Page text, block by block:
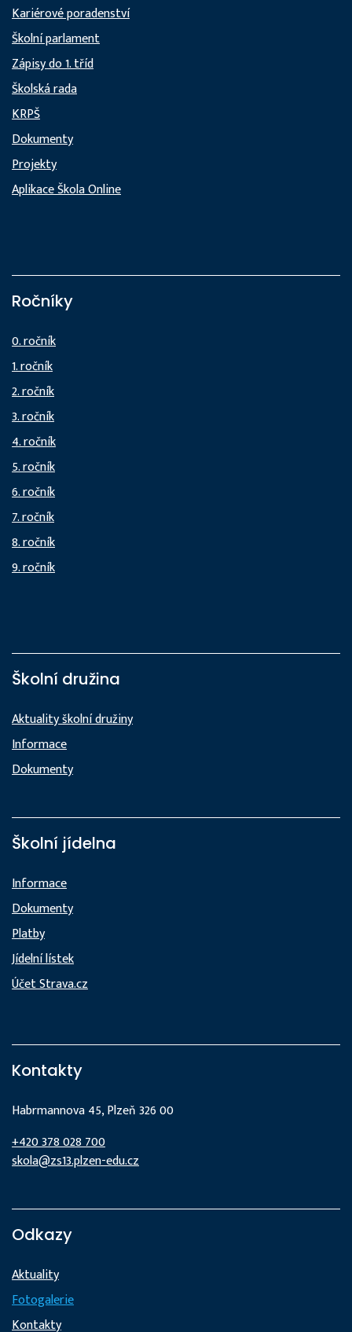
Kariérové poradenství
Školní parlament
Zápisy do 1. tříd
Školská rada
KRPŠ
Dokumenty
Projekty
Aplikace Škola Online
Ročníky
0. ročník
1. ročník
2. ročník
3. ročník
4. ročník
5. ročník
6. ročník
7. ročník
8. ročník
9. ročník
Školní družina
Aktuality školní družiny
Informace
Dokumenty
Školní jídelna
Informace
Dokumenty
Platby
Jídelní lístek
Účet Strava.cz
Kontakty
Habrmannova 45, Plzeň 326 00
+420 378 028 700
skola@zs13.plzen-edu.cz
Odkazy
Aktuality
Fotogalerie
Kontakty